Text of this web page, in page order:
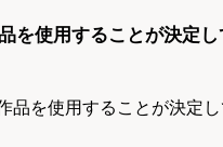
を使用することが決定し
品を使用することが決定し